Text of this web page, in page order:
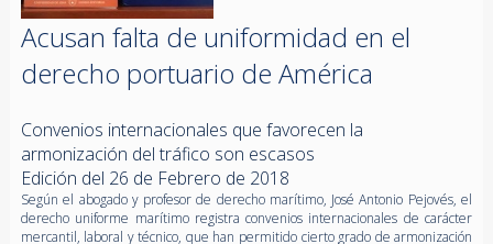
Acusan falta de uniformidad en el
derecho portuario de América
Convenios internacionales que favorecen la
armonización del tráfico son escasos
Edición del 26 de Febrero de 2018
Según el abogado y profesor de derecho marítimo, José Antonio Pejovés, el
derecho uniforme marítimo registra convenios internacionales de carácter
mercantil, laboral y técnico, que han permitido cierto grado de armonización